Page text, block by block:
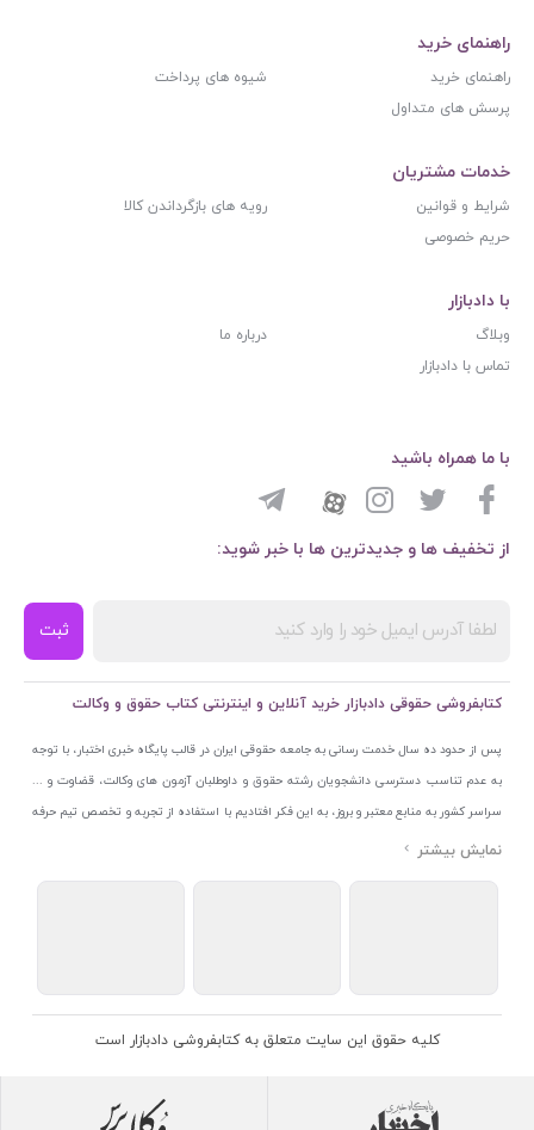
راهنمای خرید
راهنمای خرید
شیوه های پرداخت
پرسش های متداول
خدمات مشتریان
شرایط و قوانین
رویه های بازگرداندن کالا
حریم خصوصی
با دادبازار
وبلاگ
درباره ما
تماس با دادبازار
از تخفیف ها و جدیدترین ها با خبر شوید:
ثبت
با ما همراه باشید
کتابفروشی حقوقی دادبازار خرید آنلاین و اینترنتی کتاب حقوق و وکالت
پس از حدود ده سال خدمت رسانی به جامعه حقوقی ایران در قالب پایگاه خبری اختبار، با توجه
به عدم تناسب دسترسی دانشجویان رشته حقوق و داوطلبان آزمون های وکالت، قضاوت و ...
سراسر کشور به منابع معتبر و بروز، به این فکر افتادیم با استفاده از تجربه و تخصص تیم حرفه
ای اختبار خدمتی جدید به جامعه حقوقی ایران ارائه کنیم. به این منظور با راه اندازی و تجهیز
اتحادیه ناشران و کتابفروشان تهران به منظور ارائه مطمئن ترین خدمات مجموعه بسیار کامل و
اندازی کردیم تا علاقمندان بتوانند با اطمینان کافی و به اتکای اعتبار این مجموعه قدیمی کتاب و
کلیه حقوق این سایت متعلق به کتابفروشی دادبازار است